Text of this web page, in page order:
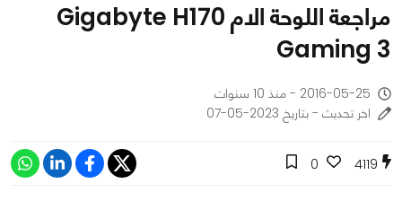
مراجعة اللوحة الام Gigabyte H170
Gaming 3
2016-05-25 - منذ 10 سنوات
اخر تحديث - بتاريخ 2023-05-07
4119
0